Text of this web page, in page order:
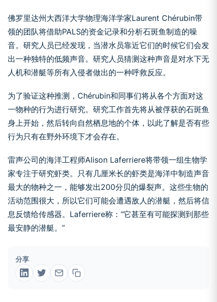
佛罗里达州大西洋大学物理海洋学家Laurent Chérubin带
领的团队将借助PALS的资金记录和分析石斑鱼制造的噪
音。研究人员已经发现，当潜水员靠近它们的时候它们会发
出一种独特的低频声音。研究人员猜测这种声音是对水下无
人机和潜艇等所有入侵者做出的一种呼救反应。
为了验证这种推测，Chérubin和同事们将从各个方面对这
一物种的行为进行研究。研究工作首先将从被俘获的石斑鱼
身上开始，然后转向自然栖息地的个体，以此了解是否有些
行为只有在野外环境下才会存在。
雷声公司的海洋工程师Alison Laferriere将带领一组生物学
家专注于研究虾类。只有几厘米长的虾类是海洋中制造声音
最大的物种之一，能够发出200分贝的爆裂声。这些生物的
活动范围很大，所以它们可能会遭遇敌人的潜艇，然后将信
息反馈给传感器。Laferriere称：“它甚至有可能探测到那些
最安静的潜艇。”
分享